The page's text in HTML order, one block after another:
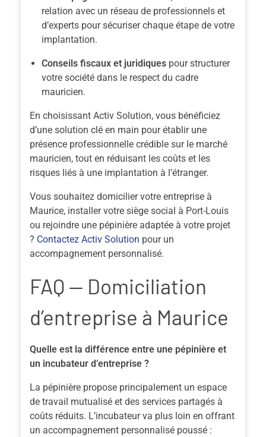
relation avec un réseau de professionnels et
d’experts pour sécuriser chaque étape de votre
implantation.
Conseils fiscaux et juridiques pour structurer
votre société dans le respect du cadre
mauricien.
En choisissant Activ Solution, vous bénéficiez
d’une solution clé en main pour établir une
présence professionnelle crédible sur le marché
mauricien, tout en réduisant les coûts et les
risques liés à une implantation à l’étranger.
Vous souhaitez domicilier votre entreprise à
Maurice, installer votre siège social à Port-Louis
ou rejoindre une pépinière adaptée à votre projet
? Contactez Activ Solution pour un
accompagnement personnalisé.
FAQ — Domiciliation
d’entreprise à Maurice
Quelle est la différence entre une pépinière et
un incubateur d’entreprise ?
La pépinière propose principalement un espace
de travail mutualisé et des services partagés à
coûts réduits. L’incubateur va plus loin en offrant
un accompagnement personnalisé poussé :